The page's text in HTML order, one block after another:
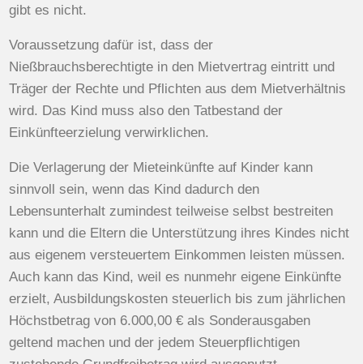
gibt es nicht.
Voraussetzung dafür ist, dass der
Nießbrauchsberechtigte in den Mietvertrag eintritt und
Träger der Rechte und Pflichten aus dem Mietverhältnis
wird. Das Kind muss also den Tatbestand der
Einkünfteerzielung verwirklichen.
Die Verlagerung der Mieteinkünfte auf Kinder kann
sinnvoll sein, wenn das Kind dadurch den
Lebensunterhalt zumindest teilweise selbst bestreiten
kann und die Eltern die Unterstützung ihres Kindes nicht
aus eigenem versteuertem Einkommen leisten müssen.
Auch kann das Kind, weil es nunmehr eigene Einkünfte
erzielt, Ausbildungskosten steuerlich bis zum jährlichen
Höchstbetrag von 6.000,00 € als Sonderausgaben
geltend machen und der jedem Steuerpflichtigen